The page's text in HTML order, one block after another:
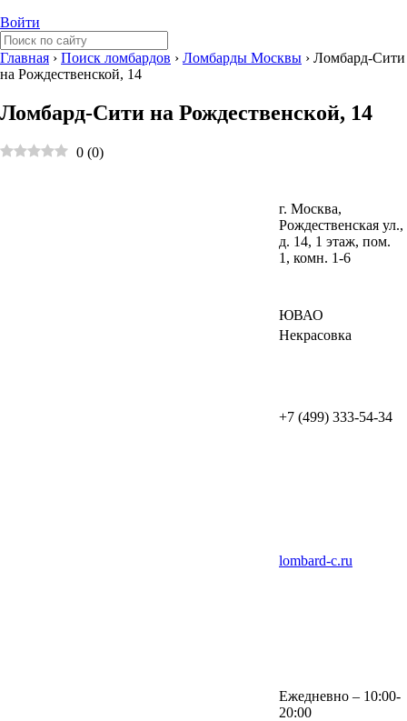
Войти
Главная › Поиск ломбардов › Ломбарды Москвы › Ломбард-Сити
на Рождественской, 14
Ломбард-Сити на Рождественской, 14
0 (0)
г. Москва,
Рождественская ул.,
д. 14, 1 этаж, пом.
1, комн. 1-6
ЮВАО
Некрасовка
+7 (499) 333-54-34
lombard-c.ru
Ежедневно – 10:00-
20:00